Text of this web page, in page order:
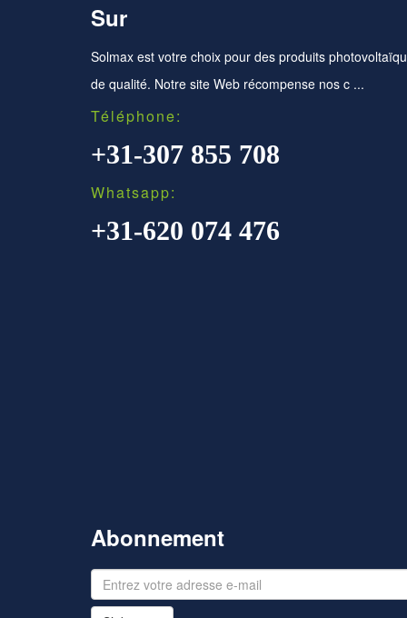
Sur
Solmax est votre choix pour des produits
de qualité. Notre site Web récompense nos c ...
Téléphone:
+31-307 855 708
Whatsapp:
+31-620 074 476
Abonnement